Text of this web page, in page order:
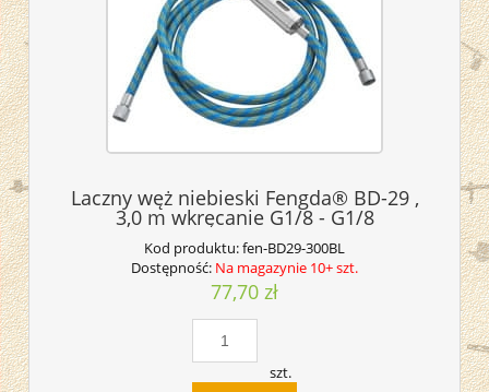
Laczny węż niebieski Fengda® BD-29 ,
3,0 m wkręcanie G1/8 - G1/8
Kod produktu:fen-BD29-300BL
Dostępność: Na magazynie 10+ szt.
77,70 zł
szt.